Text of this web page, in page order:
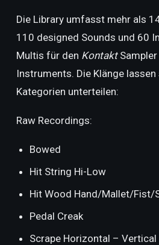
Die Library umfasst mehr als
110 designed Sounds und 60
Multis für den KontaktSampler
Instruments. Die Klänge
Kategorien unterteilen:
Raw Recordings:
Bowed
Hit String Hi-Low
Hit Wood Hand/Mallet/Fist/
Pedal Creak
Scrape Horizontal – Vertical